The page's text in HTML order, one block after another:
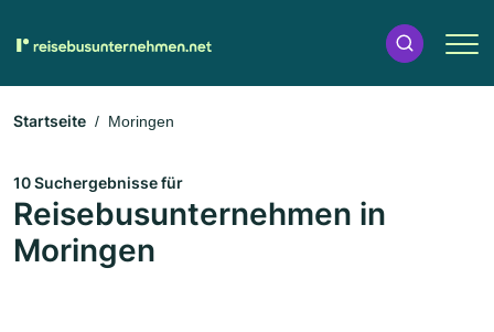
Startseite Moringen
10 Suchergebnisse für
Reisebusunternehmen in
Moringen